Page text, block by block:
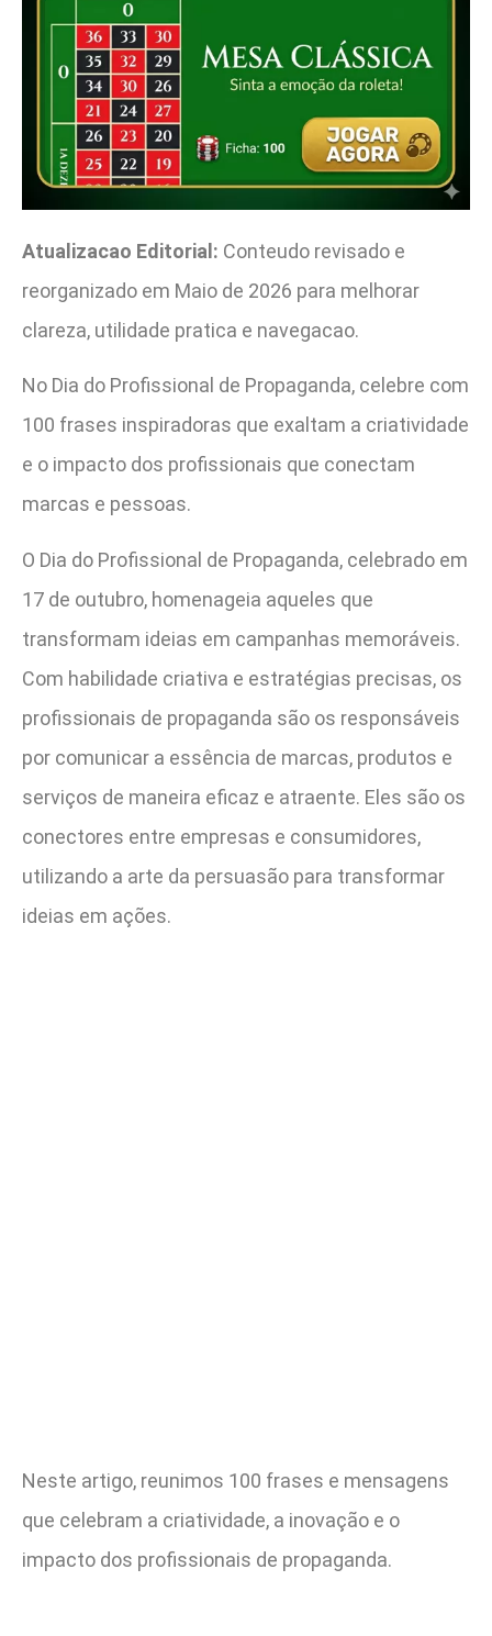
Atualizacao Editorial: Conteudo revisado e
reorganizado em Maio de 2026 para melhorar
clareza, utilidade pratica e navegacao.
No Dia do Profissional de Propaganda, celebre com
100 frases inspiradoras que exaltam a criatividade
e o impacto dos profissionais que conectam
marcas e pessoas.
O Dia do Profissional de Propaganda, celebrado em
17 de outubro, homenageia aqueles que
transformam ideias em campanhas memoráveis.
Com habilidade criativa e estratégias precisas, os
profissionais de propaganda são os responsáveis
por comunicar a essência de marcas, produtos e
serviços de maneira eficaz e atraente. Eles são os
conectores entre empresas e consumidores,
utilizando a arte da persuasão para transformar
ideias em ações.
Neste artigo, reunimos 100 frases e mensagens
que celebram a criatividade, a inovação e o
impacto dos profissionais de propaganda.